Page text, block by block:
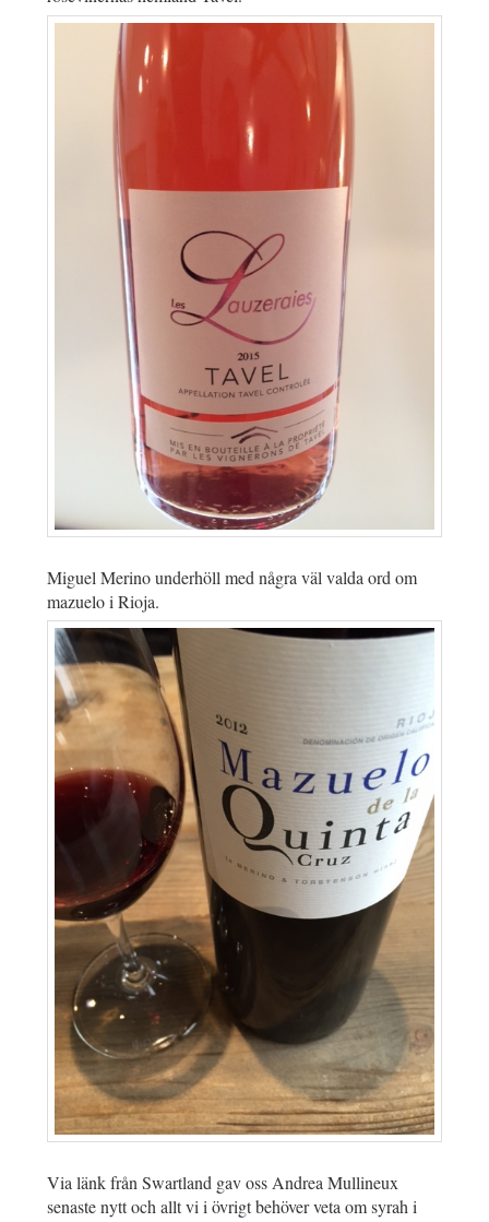
Miguel Merino underhöll med några väl valda ord om
mazuelo i Rioja.
Via länk från Swartland gav oss Andrea Mullineux
senaste nytt och allt vi i övrigt behöver veta om syrah i